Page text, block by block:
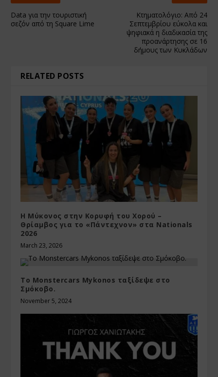
Data για την τουριστική
σεζόν από τη Square Lime
Κτηματολόγιο: Από 24
Σεπτεμβρίου εύκολα και
ψηφιακά η διαδικασία της
προανάρτησης σε 16
δήμους των Κυκλάδων
RELATED POSTS
Η Μύκονος στην Κορυφή του Χορού –
Θρίαμβος για το «Πάντεχνον» στα Nationals
2026
March 23, 2026
Το Monstercars Mykonos ταξίδεψε στο
Σμόκοβο.
November 5, 2024